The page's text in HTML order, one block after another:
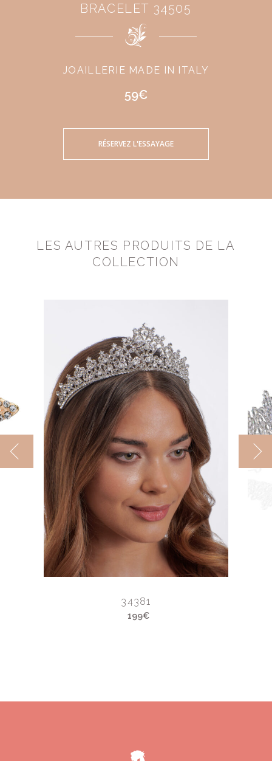
BRACELET 34505
JOAILLERIE MADE IN ITALY
59€
RÉSERVEZ L'ESSAYAGE
LES AUTRES PRODUITS DE LA
COLLECTION
34381
199€